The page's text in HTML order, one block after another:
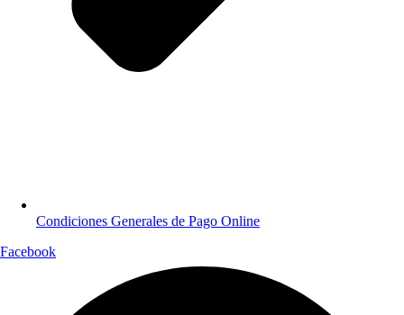
Condiciones Generales de Pago Online
Facebook